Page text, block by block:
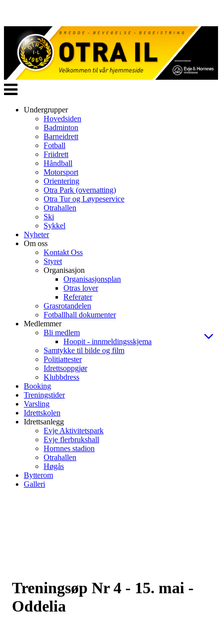
Veksle
navigasjon
Undergrupper
Hovedsiden
Badminton
Barneidrett
Fotball
Friidrett
Håndball
Motorsport
Orientering
Otra Park (overnatting)
Otra Tur og Løypeservice
Otrahallen
Ski
Sykkel
Nyheter
Om oss
Kontakt Oss
Styret
Organisasjon
Organisasjonsplan
Otras lover
Referater
Grasrotandelen
Fotballhall dokumenter
Medlemmer
Bli medlem
Hoopit - innmeldingsskjema
Samtykke til bilde og film
Politiattester
Idrettsoppgjør
Klubbdress
Booking
Treningstider
Varsling
Idrettskolen
Idrettsanlegg
Evje Aktivitetspark
Evje flerbrukshall
Hornnes stadion
Otrahallen
Høgås
Bytterom
Galleri
Treningsøp Nr 4 - 15. mai -
Oddelia